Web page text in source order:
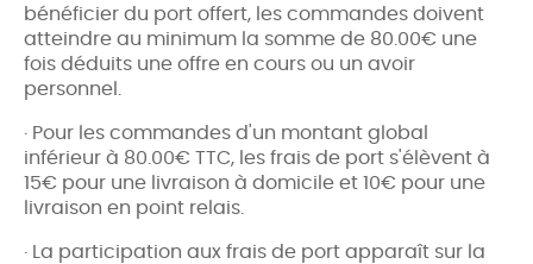
bénéficier du port offert, les commandes doivent
atteindre au minimum la somme de 80.00€ une
fois déduits une offre en cours ou un avoir
personnel.
· Pour les commandes d'un montant global
inférieur à 80.00€ TTC, les frais de port s'élèvent à
15€ pour une livraison à domicile et 10€ pour une
livraison en point relais.
· La participation aux frais de port apparaît sur la